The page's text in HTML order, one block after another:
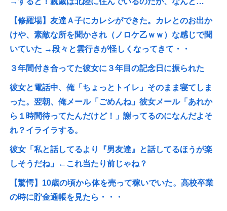
【修羅場】友達Ａ子にカレシができた。カレとのお出か
けや、素敵な所を聞かされ（ノロケ乙ｗｗ）な感じで聞
いていた →段々と雲行きが怪しくなってきて・・
３年間付き合ってた彼女に３年目の記念日に振られた
彼女と電話中、俺「ちょっとトイレ」そのまま寝てしま
った。翌朝、俺メール「ごめんね」彼女メール「あれか
ら１時間待ってたんだけど！」謝ってるのになんだよそ
れ？イライラする。
彼女「私と話してるより『男友達』と話してるほうが楽
しそうだね」←これ当たり前じゃね？
【驚愕】10歳の頃から体を売って稼いでいた。高校卒業
の時に貯金通帳を見たら・・・